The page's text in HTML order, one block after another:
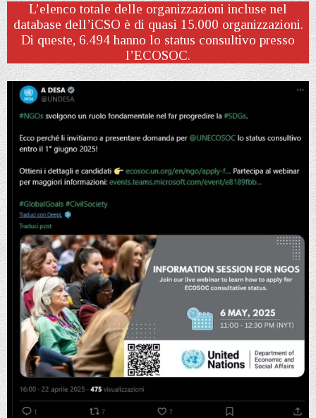
L’elenco totale delle organizzazioni incluse nel
database dell’iCSO è di quasi 15.000 organizzazioni.
Di queste, 6.494 hanno lo status consultivo presso
l’ECOSOC.